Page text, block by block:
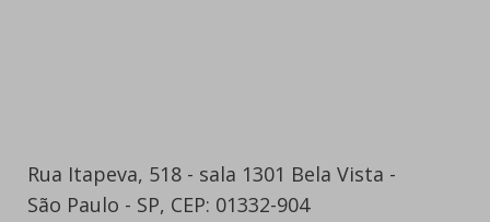
Rua Itapeva, 518 - sala 1301 Bela Vista -
São Paulo - SP, CEP: 01332-904